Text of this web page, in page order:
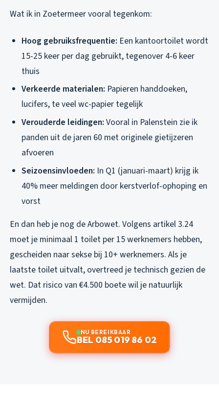
Wat ik in Zoetermeer vooral tegenkom:
Hoog gebruiksfrequentie: Een kantoortoilet wordt
15-25 keer per dag gebruikt, tegenover 4-6 keer
thuis
Verkeerde materialen: Papieren handdoeken,
lucifers, te veel wc-papier tegelijk
Verouderde leidingen: Vooral in Palenstein zie ik
panden uit de jaren 60 met originele gietijzeren
afvoeren
Seizoensinvloeden: In Q1 (januari-maart) krijg ik
40% meer meldingen door kerstverlof-ophoping en
vorst
En dan heb je nog de Arbowet. Volgens artikel 3.24
moet je minimaal 1 toilet per 15 werknemers hebben,
gescheiden naar sekse bij 10+ werknemers. Als je
laatste toilet uitvalt, overtreed je technisch gezien de
wet. Dat risico van €4.500 boete wil je natuurlijk
vermijden.
NU BEREIKBAAR
BEL 085 019 86 02